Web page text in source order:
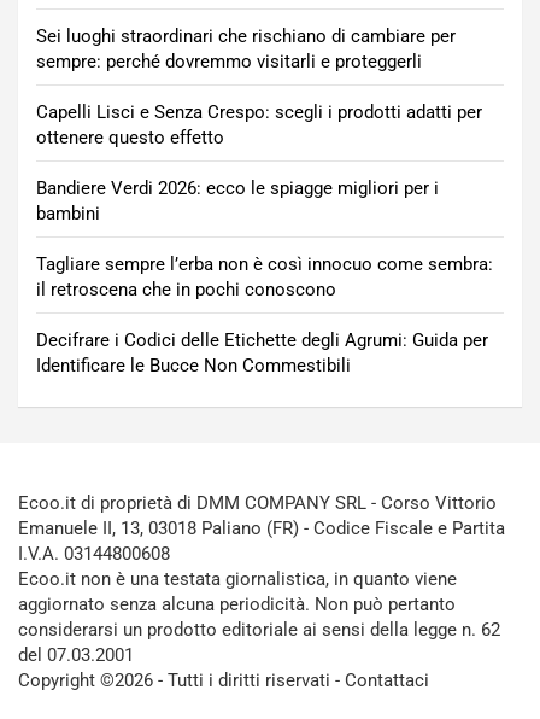
Sei luoghi straordinari che rischiano di cambiare per
sempre: perché dovremmo visitarli e proteggerli
Capelli Lisci e Senza Crespo: scegli i prodotti adatti per
ottenere questo effetto
Bandiere Verdi 2026: ecco le spiagge migliori per i
bambini
Tagliare sempre l’erba non è così innocuo come sembra:
il retroscena che in pochi conoscono
Decifrare i Codici delle Etichette degli Agrumi: Guida per
Identificare le Bucce Non Commestibili
Ecoo.it di proprietà di DMM COMPANY SRL - Corso Vittorio
Emanuele II, 13, 03018 Paliano (FR) - Codice Fiscale e Partita
I.V.A. 03144800608
Ecoo.it non è una testata giornalistica, in quanto viene
aggiornato senza alcuna periodicità. Non può pertanto
considerarsi un prodotto editoriale ai sensi della legge n. 62
del 07.03.2001
Copyright ©2026 - Tutti i diritti riservati - Contattaci